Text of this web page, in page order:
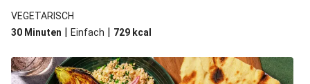
VEGETARISCH
30 Minuten | Einfach | 729 kcal